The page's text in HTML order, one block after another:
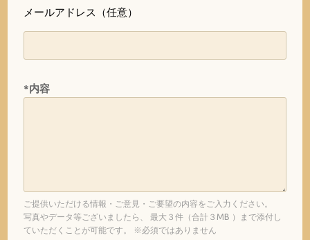
メールアドレス（任意）
*内容
ご提供いただける情報・ご意見・ご要望の内容をご入力ください。
写真やデータ等ございましたら、 最大３件（合計３MB ）まで添付し
ていただくことが可能です。 ※必須ではありません